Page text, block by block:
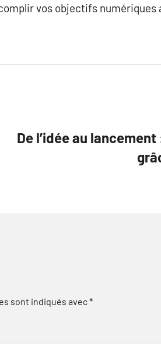
vos objectifs
De l’idée au
sont indiqués avec*